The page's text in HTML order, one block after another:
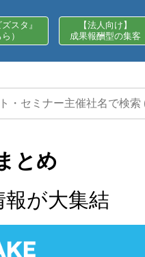
スタ』
）
【法人向け】
成果報酬型の集客
とめ
が大集結